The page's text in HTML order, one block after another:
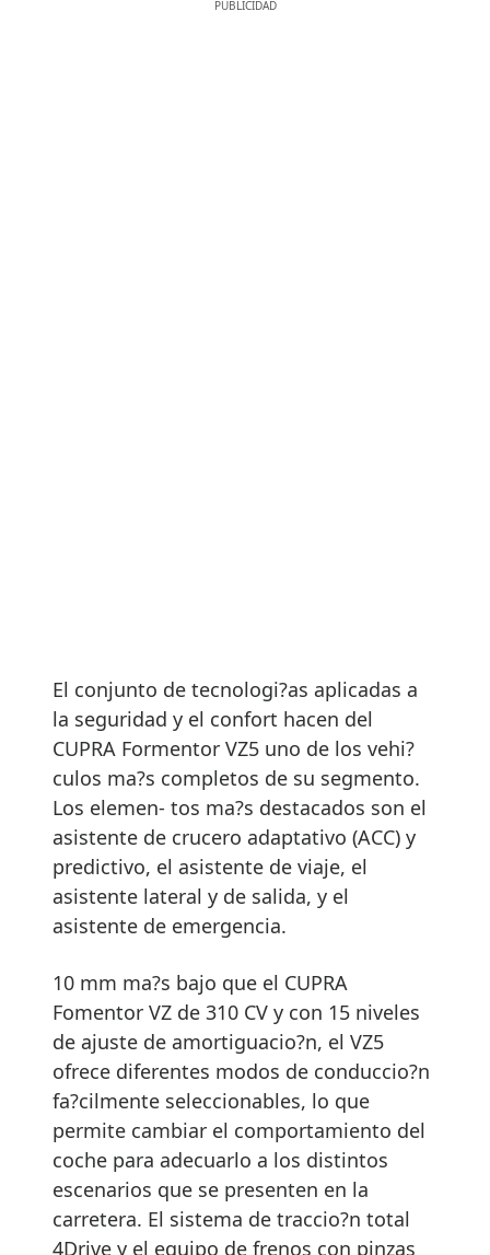
El conjunto de tecnologi?as aplicadas a
la seguridad y el confort hacen del
CUPRA Formentor VZ5 uno de los vehi?
culos ma?s completos de su segmento.
Los elemen- tos ma?s destacados son el
asistente de crucero adaptativo (ACC) y
predictivo, el asistente de viaje, el
asistente lateral y de salida, y el
asistente de emergencia.
10 mm ma?s bajo que el CUPRA
Fomentor VZ de 310 CV y con 15 niveles
de ajuste de amortiguacio?n, el VZ5
ofrece diferentes modos de conduccio?n
fa?cilmente seleccionables, lo que
permite cambiar el comportamiento del
coche para adecuarlo a los distintos
escenarios que se presenten en la
carretera. El sistema de traccio?n total
4Drive y el equipo de frenos con pinzas